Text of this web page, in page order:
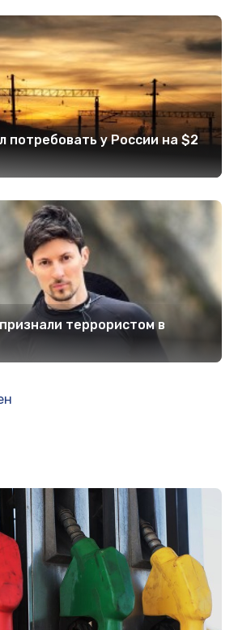
потребовать у России на $2
террористом в